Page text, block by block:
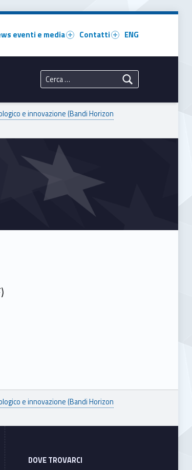
eventi e media Contatti ENG
e innovazione (Bandi Horizon
e innovazione (Bandi Horizon
DOVE TROVARCI